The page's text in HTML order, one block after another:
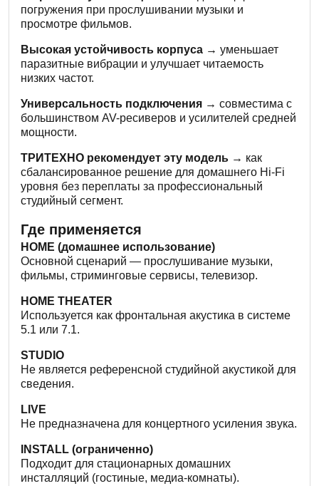
погружения при прослушивании музыки и
просмотре фильмов.
Высокая устойчивость корпуса → уменьшает
паразитные вибрации и улучшает читаемость
низких частот.
Универсальность подключения → совместима с
большинством AV-ресиверов и усилителей средней
мощности.
ТРИТЕХНО рекомендует эту модель → как
сбалансированное решение для домашнего Hi-Fi
уровня без переплаты за профессиональный
студийный сегмент.
Где применяется
HOME (домашнее использование)
Основной сценарий — прослушивание музыки,
фильмы, стриминговые сервисы, телевизор.
HOME THEATER
Используется как фронтальная акустика в системе
5.1 или 7.1.
STUDIO
Не является референсной студийной акустикой для
сведения.
LIVE
Не предназначена для концертного усиления звука.
INSTALL (ограниченно)
Подходит для стационарных домашних
инсталляций (гостиные, медиа-комнаты).